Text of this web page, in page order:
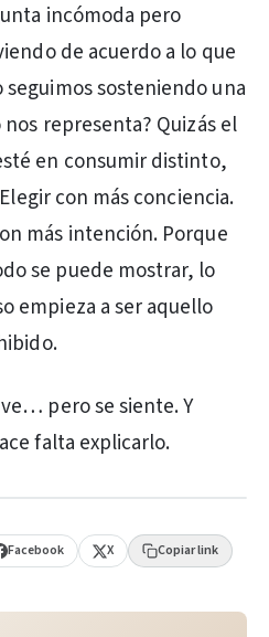
incómoda pero
de acuerdo a lo que
sosteniendo una
representa? Quizás el
en consumir distinto,
con más conciencia.
más intención. Porque
se puede mostrar, lo
empieza a ser aquello
pero se siente. Y
falta explicarlo.
Facebook X Copiar link